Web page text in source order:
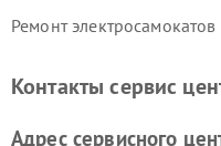
Ремонт электросамокатов
Контакты сервис
Адрес сервисного